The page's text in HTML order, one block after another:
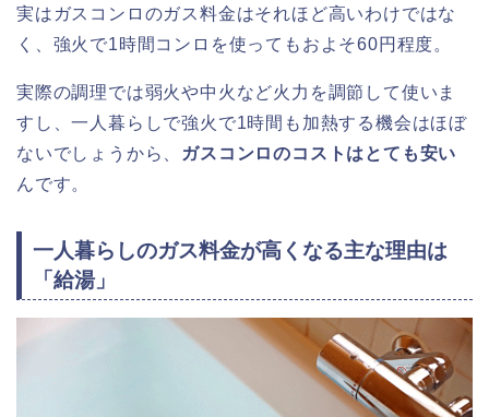
実はガスコンロのガス料金はそれほど高いわけではな
く、強火で1時間コンロを使ってもおよそ60円程度。
実際の調理では弱火や中火など火力を調節して使いま
すし、一人暮らしで強火で1時間も加熱する機会はほぼ
ないでしょうから、
ガスコンロのコストはとても安い
んです。
一人暮らしのガス料金が高くなる主な理由は
「給湯」